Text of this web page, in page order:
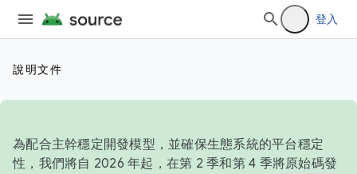
登入
說明文件
為配合主幹穩定開發模型，並確保生態系統的平台穩定
性，我們將自 2026 年起，在第 2 季和第 4 季將原始碼發